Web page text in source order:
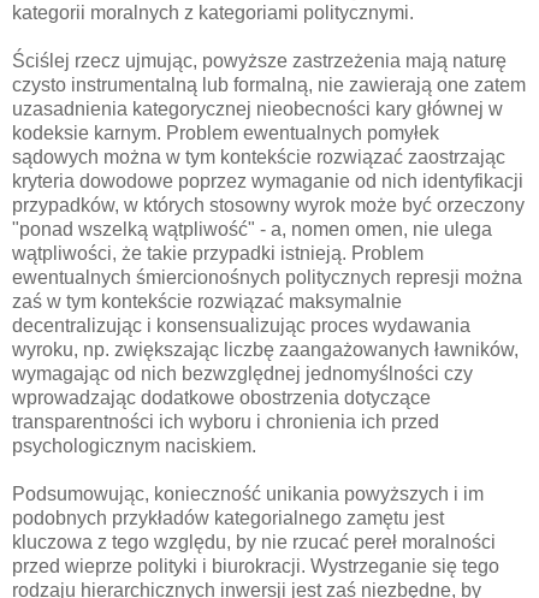
kategorii moralnych z kategoriami politycznymi.
Ściślej rzecz ujmując, powyższe zastrzeżenia mają naturę
czysto instrumentalną lub formalną, nie zawierają one zatem
uzasadnienia kategorycznej nieobecności kary głównej w
kodeksie karnym. Problem ewentualnych pomyłek
sądowych można w tym kontekście rozwiązać zaostrzając
kryteria dowodowe poprzez wymaganie od nich identyfikacji
przypadków, w których stosowny wyrok może być orzeczony
"ponad wszelką wątpliwość" - a, nomen omen, nie ulega
wątpliwości, że takie przypadki istnieją. Problem
ewentualnych śmiercionośnych politycznych represji można
zaś w tym kontekście rozwiązać maksymalnie
decentralizując i konsensualizując proces wydawania
wyroku, np. zwiększając liczbę zaangażowanych ławników,
wymagając od nich bezwzględnej jednomyślności czy
wprowadzając dodatkowe obostrzenia dotyczące
transparentności ich wyboru i chronienia ich przed
psychologicznym naciskiem.
Podsumowując, konieczność unikania powyższych i im
podobnych przykładów kategorialnego zamętu jest
kluczowa z tego względu, by nie rzucać pereł moralności
przed wieprze polityki i biurokracji. Wystrzeganie się tego
rodzaju hierarchicznych inwersji jest zaś niezbędne, by